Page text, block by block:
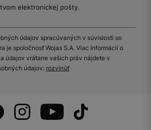
elektronickej pošty.
údajov spracúvaných v súvislosti so
je spoločnosť Wojas S.A. Viac informácií o
údajov vrátane vašich práv nájdete v
údajov: rozvinúť